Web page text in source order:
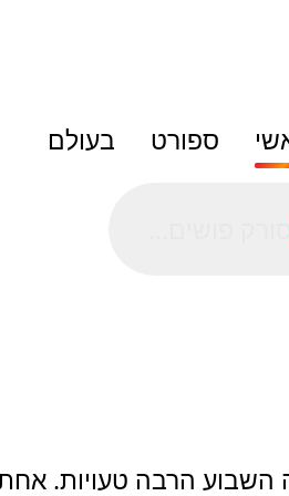
ספורט בעולם
השבוע הרבה טעויות.